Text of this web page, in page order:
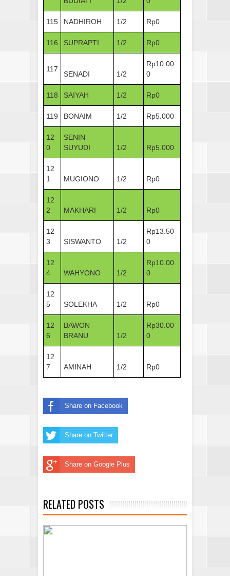
115 NADHIROH 1/2 Rp0
116 SUPRAPTI 1/2 Rp0
117
SENADI 1/2
Rp10.00
0
118 SAIYAH 1/2 Rp0
119 BONAIM 1/2 Rp5.000
12
0
SENIN
SUYUDI
1/2 Rp5.000
12
1
MUGIONO 1/2 Rp0
12
2
MAKHARI 1/2 Rp0
12
3
SISWANTO 1/2
Rp13.50
0
12
4
WAHYONO 1/2
Rp10.00
0
12
5
SOLEKHA 1/2 Rp0
12
6
BAWON
BRANU
1/2
Rp30.00
0
12
7
AMINAH 1/2 Rp0
Share on Facebook
Share on Twitter
Share on Google Plus
RELATED POSTS